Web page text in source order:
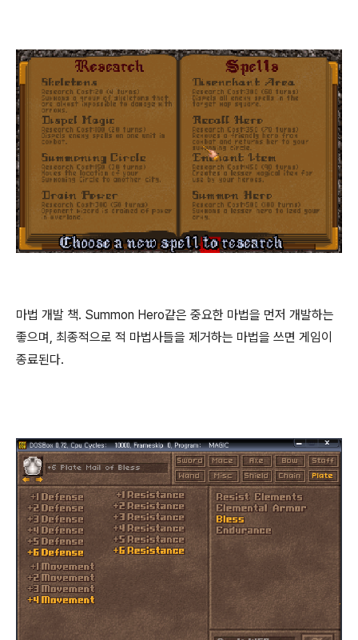
마법 개발 책. Summon Hero같은 중요한 마법을 먼저 개발하는
좋으며, 최종적으로 적 마법사들을 제거하는 마법을 쓰면 게임이
종료된다.